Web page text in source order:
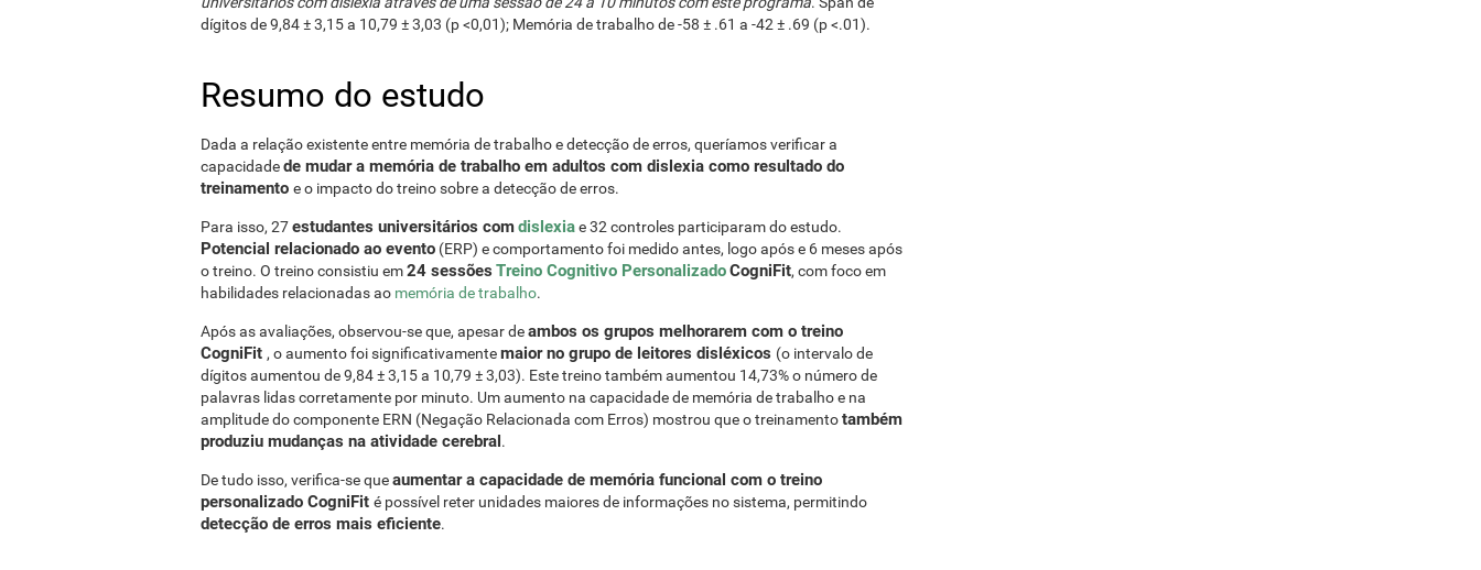
dígitos de 9,84 ± 3,15 a 10,79 ± 3,03 (p <0,01); Memória de trabalho de -58 ± .61 a -42 ± .69 (p <.01).
Resumo do estudo
Dada a relação existente entre memória de trabalho e detecção de erros, queríamos verificar a
capacidadede mudar a memória de trabalho em adultos com dislexia como resultado do
treinamento e o impacto do treino sobre a detecção de erros.
Para isso, 27estudantes universitários comdislexiae 32 controles participaram do estudo.
Potencial relacionado ao evento (ERP) e comportamento foi medido antes, logo após e 6 meses após
o treino. O treino consistiu em24 sessões Treino Cognitivo PersonalizadoCogniFit, com foco em
habilidades relacionadas ao memória de trabalho.
Após as avaliações, observou-se que, apesar deambos os grupos melhorarem com o treino
CogniFit , o aumento foi significativamentemaior no grupo de leitores disléxicos (o intervalo de
dígitos aumentou de 9,84 ± 3,15 a 10,79 ± 3,03). Este treino também aumentou 14,73% o número de
palavras lidas corretamente por minuto. Um aumento na capacidade de memória de trabalho e na
amplitude do componente ERN (Negação Relacionada com Erros) mostrou que o treinamentotambém
produziu mudanças na atividade cerebral.
De tudo isso, verifica-se queaumentar a capacidade de memória funcional com o treino
personalizado CogniFit é possível reter unidades maiores de informações no sistema, permitindo
detecção de erros mais eficiente.